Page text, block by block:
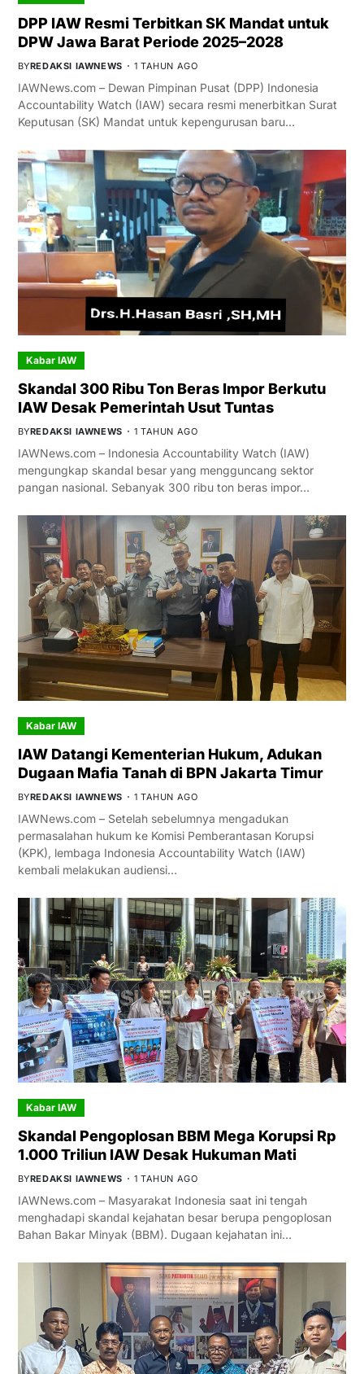
DPP IAW Resmi Terbitkan SK Mandat untuk
DPW Jawa Barat Periode 2025–2028
BYREDAKSI IAWNEWS 1 TAHUN AGO
IAWNews.com – Dewan Pimpinan Pusat (DPP) Indonesia
Accountability Watch (IAW) secara resmi menerbitkan Surat
Keputusan (SK) Mandat untuk kepengurusan baru…
Kabar IAW
Skandal 300 Ribu Ton Beras Impor Berkutu
IAW Desak Pemerintah Usut Tuntas
BYREDAKSI IAWNEWS 1 TAHUN AGO
IAWNews.com – Indonesia Accountability Watch (IAW)
mengungkap skandal besar yang mengguncang sektor
pangan nasional. Sebanyak 300 ribu ton beras impor…
Kabar IAW
IAW Datangi Kementerian Hukum, Adukan
Dugaan Mafia Tanah di BPN Jakarta Timur
BYREDAKSI IAWNEWS 1 TAHUN AGO
IAWNews.com – Setelah sebelumnya mengadukan
permasalahan hukum ke Komisi Pemberantasan Korupsi
(KPK), lembaga Indonesia Accountability Watch (IAW)
kembali melakukan audiensi…
Kabar IAW
Skandal Pengoplosan BBM Mega Korupsi Rp
1.000 Triliun IAW Desak Hukuman Mati
BYREDAKSI IAWNEWS 1 TAHUN AGO
IAWNews.com – Masyarakat Indonesia saat ini tengah
menghadapi skandal kejahatan besar berupa pengoplosan
Bahan Bakar Minyak (BBM). Dugaan kejahatan ini…